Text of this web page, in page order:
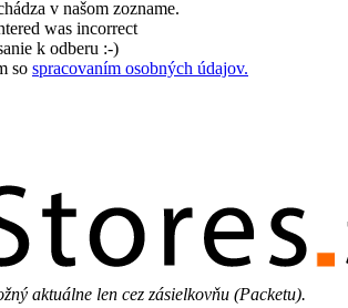
v našom zozname.
was incorrect
k odberu :-)
so spracovaním osobných údajov.
aktuálne len cez zásielkovňu (Packetu).